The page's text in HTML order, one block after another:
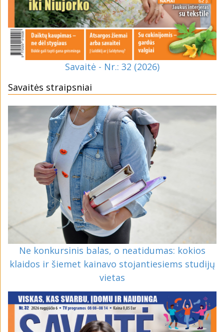
Savaitė - Nr.: 32 (2026)
Savaitės straipsniai
Ne konkursinis balas, o neatidumas: kokios
klaidos ir šiemet kainavo stojantiesiems studijų
vietas